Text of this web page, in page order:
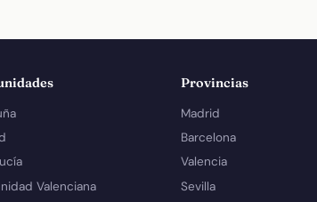
Valenciana
Provincias
Madrid
Barcelona
Valencia
Sevilla